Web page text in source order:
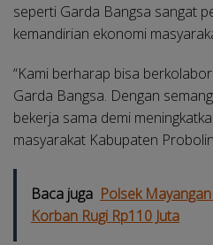
seperti Garda Bangsa sangat
kemandirian ekonomi
“Kami berharap bisa
Garda Bangsa. Dengan
bekerja sama demi
masyarakat Kabupaten
Baca juga Polsek
Korban Rugi Rp110 Juta